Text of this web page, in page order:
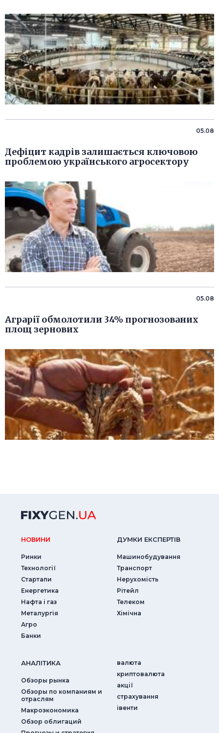
05.08
Дефіцит кадрів залишається ключовою
проблемою українського агросектору
05.08
Аграрії обмолотили 34% прогнозованих
площ зернових
НОВИНИ
Ринки
Технології
Стартапи
Енергетика
Нафта і газ
Металургія
Агро
Банки
ДУМКИ ЕКСПЕРТIВ
Машинобудування
Транспорт
Нерухомість
Рітейл
Телеком
Хімічна
АНАЛIТИКА
Обзоры рынка
Обзоры по компаниям и
отраслям
Макроэкономика
Обзор облигаций
валюта
криптовалюта
акції
страхування
iвенти